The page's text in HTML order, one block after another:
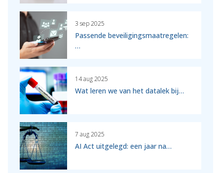
3 sep 2025
Passende beveiligingsmaatregelen:
…
14 aug 2025
Wat leren we van het datalek bij…
7 aug 2025
AI Act uitgelegd: een jaar na…